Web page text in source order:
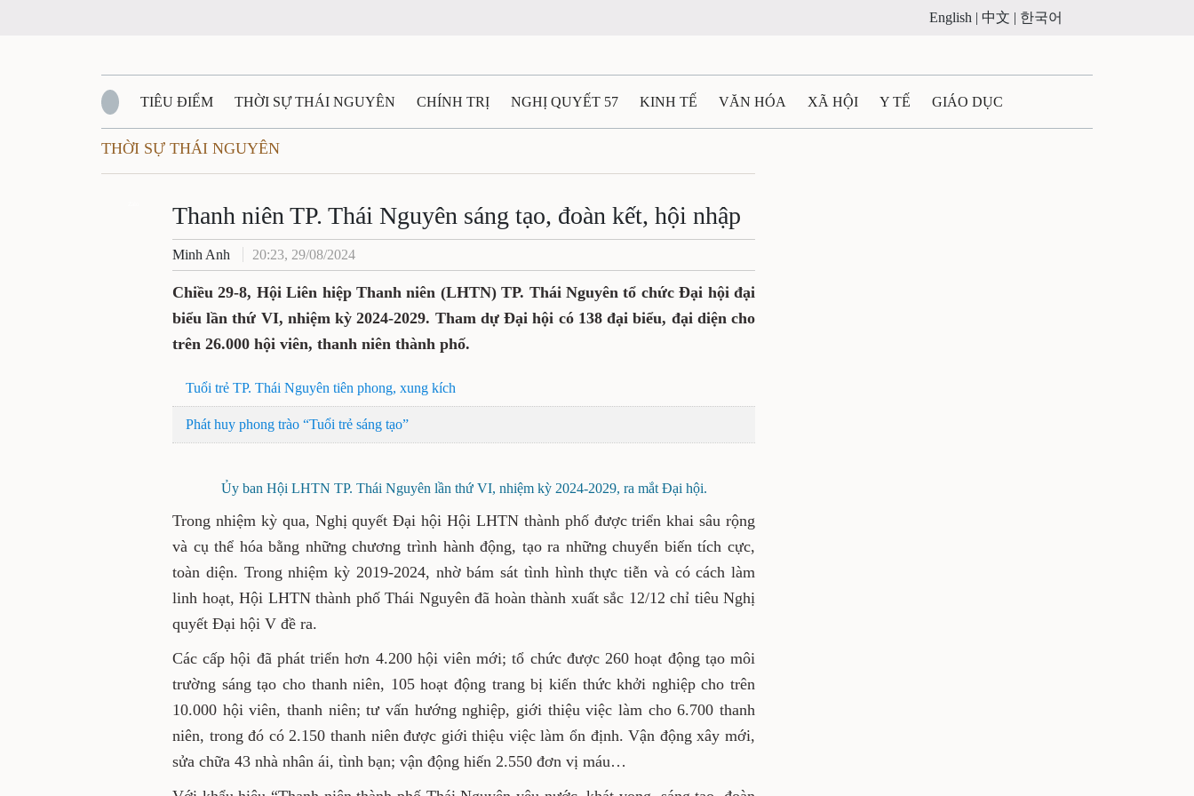
English | 中文 | 한국어
TIÊU ĐIỂM THỜI SỰ THÁI NGUYÊN CHÍNH TRỊ NGHỊ QUYẾT 57 KINH TẾ VĂN HÓA XÃ HỘI Y TẾ GIÁO DỤC
QUỐC PHÒNG - AN NINH
QUÊ HƯƠNG - ĐẤT NƯỚC QUỐC TẾ TÀI NGUYÊN - MÔI TRƯỜNG THỂ THAO THÔNG TIN - QUẢNG CÁO
VĂN BẢN, CHÍNH SÁCH MỚI VĂN NGHỆ THÁI NGUYÊN
THỜI SỰ THÁI NGUYÊN
Thanh niên TP. Thái Nguyên sáng tạo, đoàn kết, hội nhập
Minh Anh 20:23, 29/08/2024
Chiều 29-8, Hội Liên hiệp Thanh niên (LHTN) TP. Thái Nguyên tổ chức Đại hội đại
biểu lần thứ VI, nhiệm kỳ 2024-2029. Tham dự Đại hội có 138 đại biểu, đại diện cho
trên 26.000 hội viên, thanh niên thành phố.
Tuổi trẻ TP. Thái Nguyên tiên phong, xung kích
Phát huy phong trào “Tuổi trẻ sáng tạo”
Ủy ban Hội LHTN TP. Thái Nguyên lần thứ VI, nhiệm kỳ 2024-2029, ra mắt Đại hội.
Trong nhiệm kỳ qua, Nghị quyết Đại hội Hội LHTN thành phố được triển khai sâu rộng
và cụ thể hóa bằng những chương trình hành động, tạo ra những chuyển biến tích cực,
toàn diện. Trong nhiệm kỳ 2019-2024, nhờ bám sát tình hình thực tiễn và có cách làm
linh hoạt, Hội LHTN thành phố Thái Nguyên đã hoàn thành xuất sắc 12/12 chỉ tiêu Nghị
quyết Đại hội V đề ra.
Các cấp hội đã phát triển hơn 4.200 hội viên mới; tổ chức được 260 hoạt động tạo môi
trường sáng tạo cho thanh niên, 105 hoạt động trang bị kiến thức khởi nghiệp cho trên
10.000 hội viên, thanh niên; tư vấn hướng nghiệp, giới thiệu việc làm cho 6.700 thanh
niên, trong đó có 2.150 thanh niên được giới thiệu việc làm ổn định. Vận động xây mới,
sửa chữa 43 nhà nhân ái, tình bạn; vận động hiến 2.550 đơn vị máu…